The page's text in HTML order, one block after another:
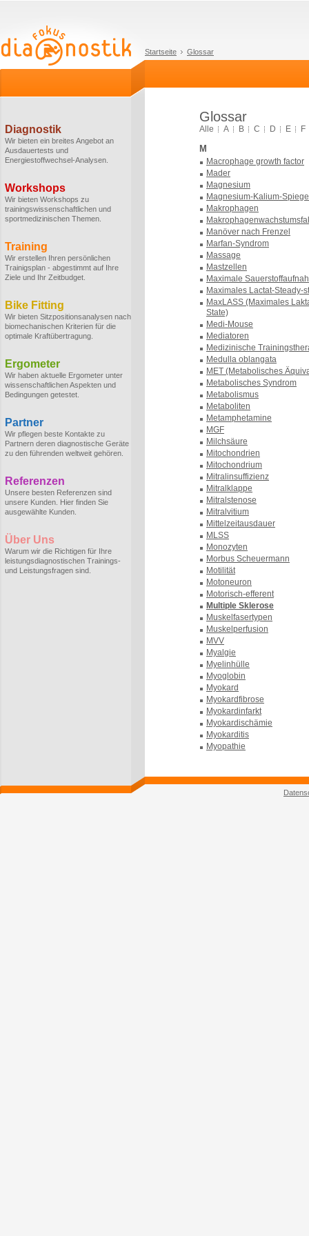
Startseite Glossar
Diagnostik
Wir bieten ein breites Angebot an
Ausdauertests und
Energiestoffwechsel-Analysen.
Workshops
Wir bieten Workshops zu
trainingswissenschaftlichen und
sportmedizinischen Themen.
Training
Wir erstellen Ihren persönlichen
Trainigsplan - abgestimmt auf Ihre
Ziele und Ihr Zeitbudget.
Bike Fitting
Wir bieten Sitzpositionsanalysen nach
biomechanischen Kriterien für die
optimale Kraftübertragung.
Ergometer
Wir haben aktuelle Ergometer unter
wissenschaftlichen Aspekten und
Bedingungen getestet.
Partner
Wir pflegen beste Kontakte zu
Partnern deren diagnostische Geräte
zu den führenden weltweit gehören.
Referenzen
Unsere besten Referenzen sind
unsere Kunden. Hier finden Sie
ausgewählte Kunden.
Über Uns
Warum wir die Richtigen für Ihre
leistungsdiagnostischen Trainings-
und Leistungsfragen sind.
Glossar
Alle A B C D E F
M
Macrophage growth factor
Mader
Magnesium
Magnesium-Kalium-
Makrophagen
Manöver nach Frenzel
Marfan-Syndrom
Massage
Mastzellen
Maximale
Maximales Lactat-Steady-
MaxLASS (Maximales
State)
Medi-Mouse
Mediatoren
Medizinische
Medulla oblangata
MET (Metabolisches
Metabolisches Syndrom
Metabolismus
Metaboliten
Metamphetamine
MGF
Milchsäure
Mitochondrien
Mitochondrium
Mitralinsuffizienz
Mitralklappe
Mitralstenose
Mitralvitium
Mittelzeitausdauer
MLSS
Monozyten
Morbus Scheuermann
Motilität
Motoneuron
Motorisch-efferent
Multiple Sklerose
Muskelfasertypen
Muskelperfusion
MVV
Myalgie
Myelinhülle
Myoglobin
Myokard
Myokardfibrose
Myokardinfarkt
Myokardischämie
Myokarditis
Myopathie